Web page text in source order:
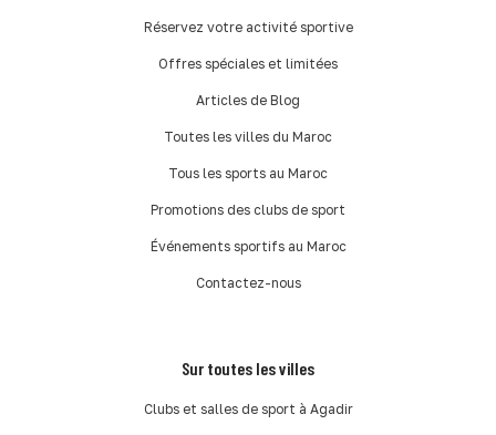
Réservez votre activité sportive
Offres spéciales et limitées
Articles de Blog
Toutes les villes du Maroc
Tous les sports au Maroc
Promotions des clubs de sport
Événements sportifs au Maroc
Contactez-nous
Sur toutes les villes
Clubs et salles de sport à Agadir